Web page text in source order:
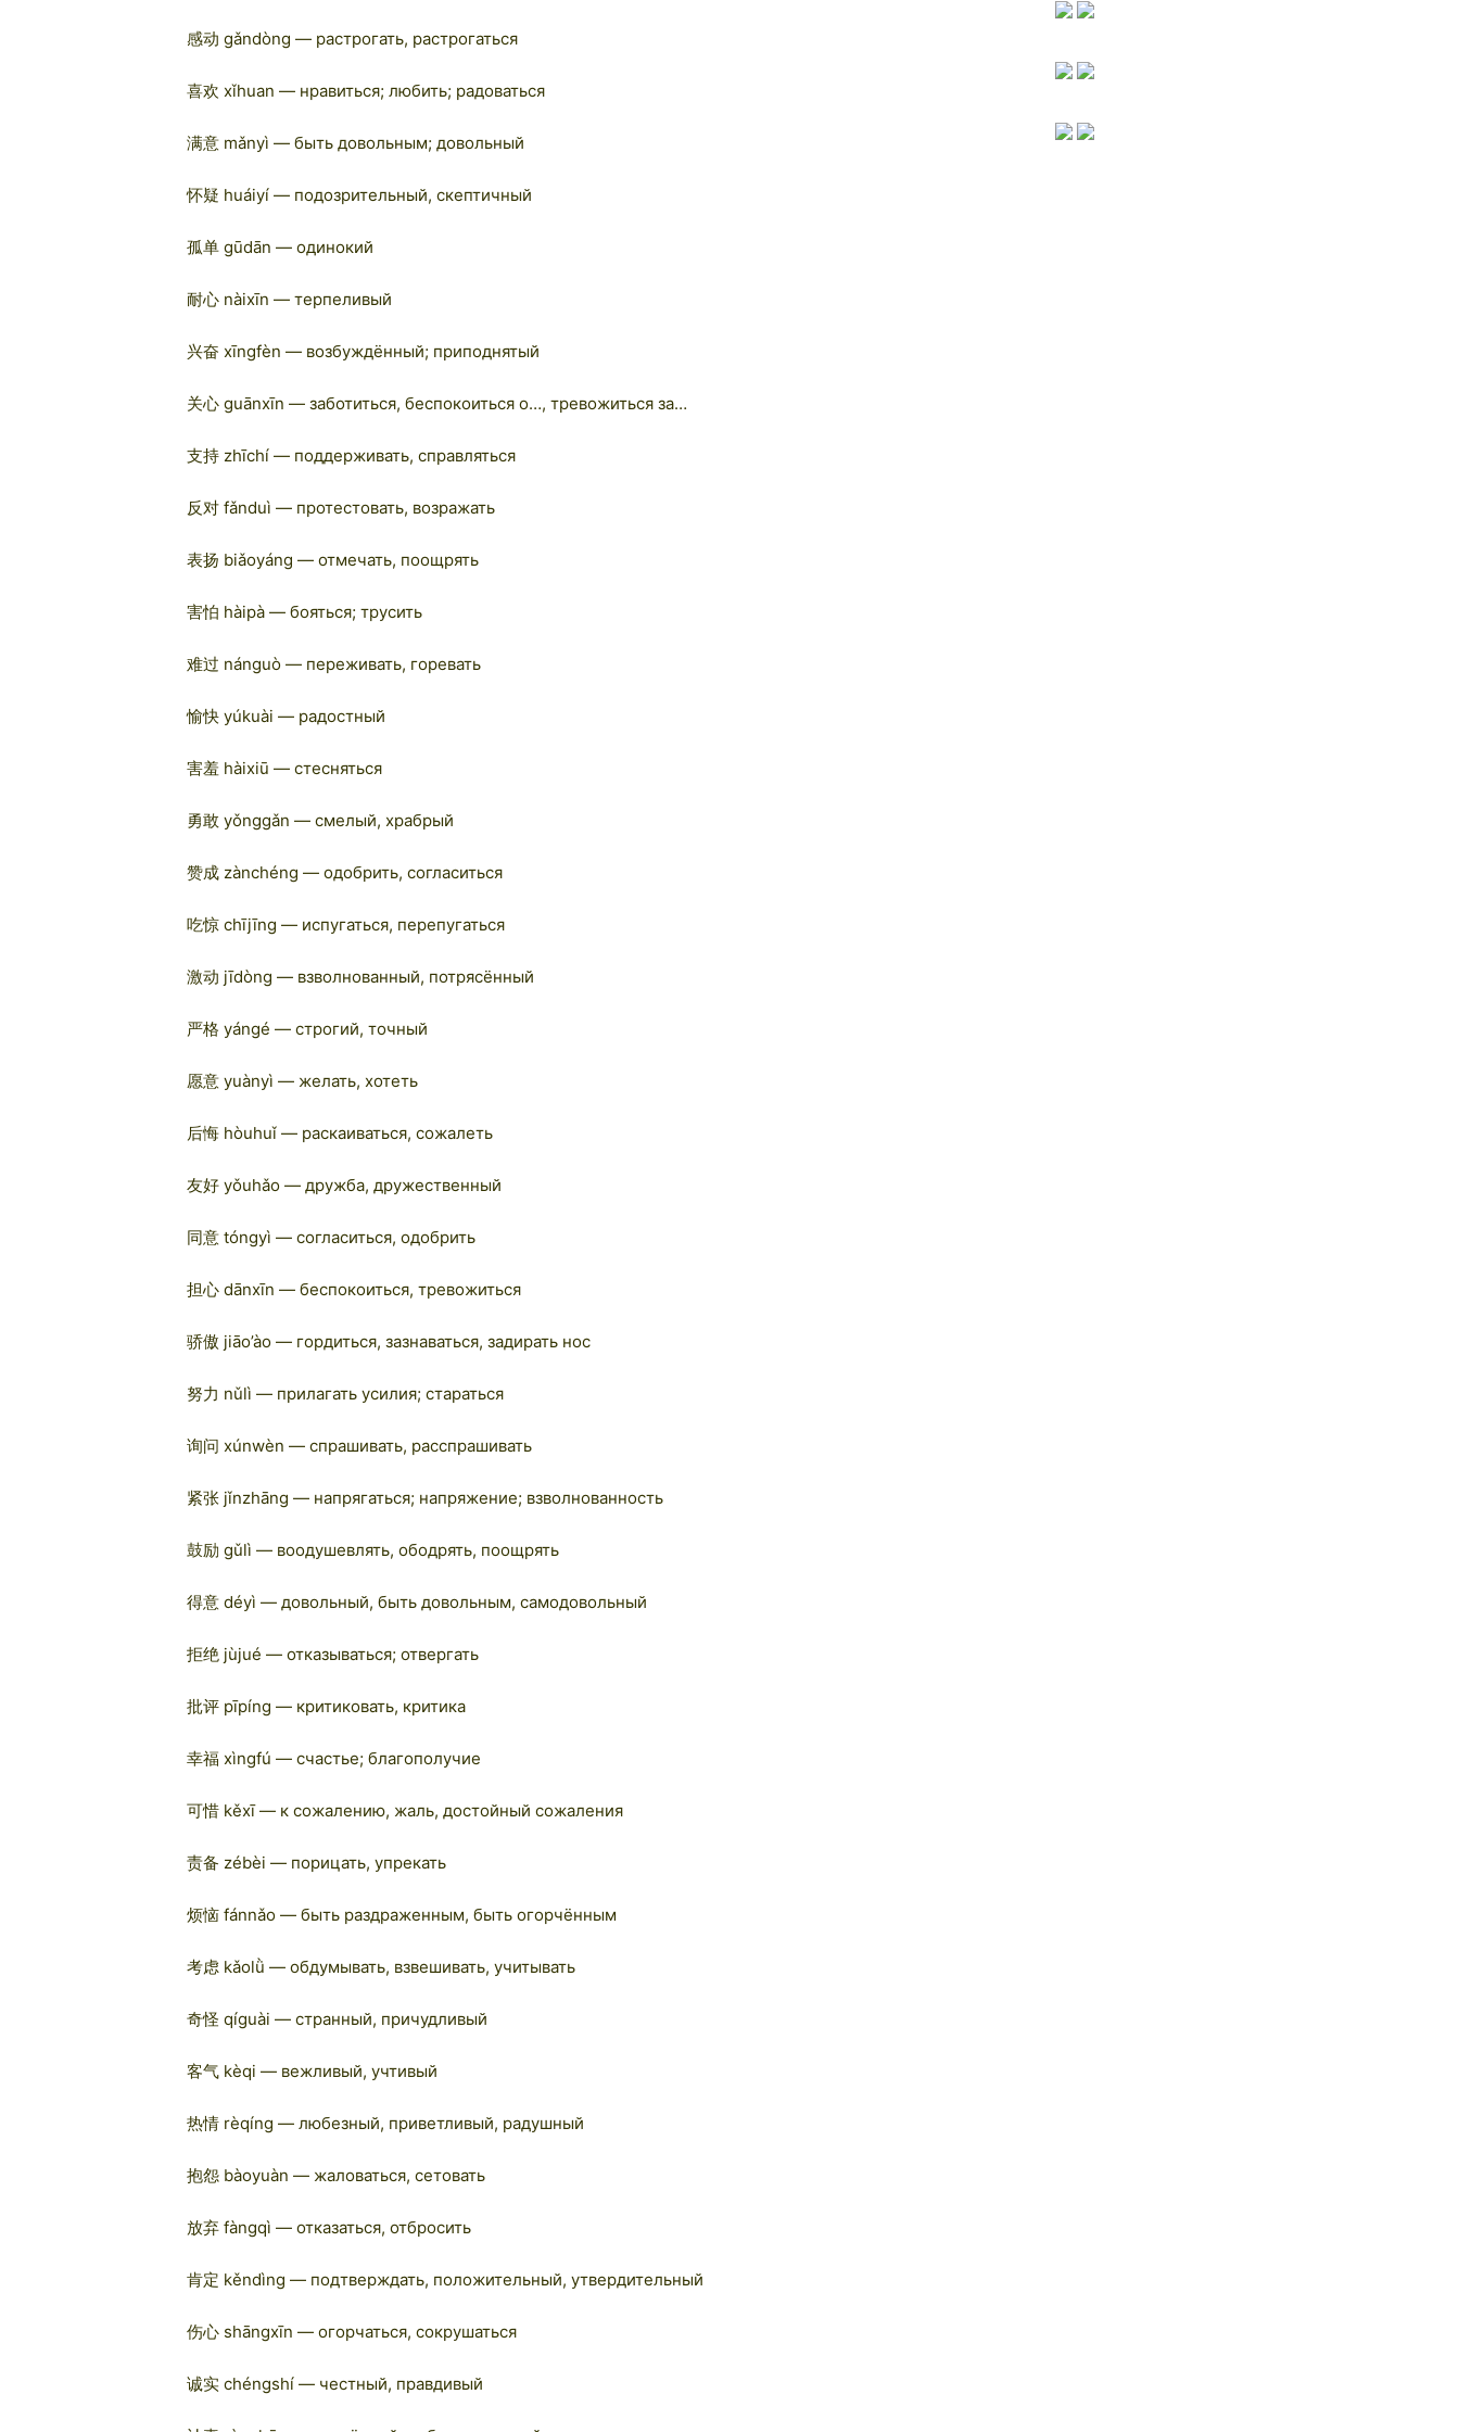
感动 gǎndòng — растрогать, растрогаться
喜欢 xǐhuan — нравиться; любить; радоваться
满意 mǎnyì — быть довольным; довольный
怀疑 huáiyí — подозрительный, скептичный
孤单 gūdān — одинокий
耐心 nàixīn — терпеливый
兴奋 xīngfèn — возбуждённый; приподнятый
关心 guānxīn — заботиться, беспокоиться о…, тревожиться за…
支持 zhīchí — поддерживать, справляться
反对 fǎnduì — протестовать, возражать
表扬 biǎoyáng — отмечать, поощрять
害怕 hàipà — бояться; трусить
难过 nánguò — переживать, горевать
愉快 yúkuài — радостный
害羞 hàixiū — стесняться
勇敢 yǒnggǎn — смелый, храбрый
赞成 zànchéng — одобрить, согласиться
吃惊 chījīng — испугаться, перепугаться
激动 jīdòng — взволнованный, потрясённый
严格 yángé — строгий, точный
愿意 yuànyì — желать, хотеть
后悔 hòuhuǐ — раскаиваться, сожалеть
友好 yǒuhǎo — дружба, дружественный
同意 tóngyì — согласиться, одобрить
担心 dānxīn — беспокоиться, тревожиться
骄傲 jiāo’ào — гордиться, зазнаваться, задирать нос
努力 nǔlì — прилагать усилия; стараться
询问 xúnwèn — спрашивать, расспрашивать
紧张 jǐnzhāng — напрягаться; напряжение; взволнованность
鼓励 gǔlì — воодушевлять, ободрять, поощрять
得意 déyì — довольный, быть довольным, самодовольный
拒绝 jùjué — отказываться; отвергать
批评 pīpíng — критиковать, критика
幸福 xìngfú — счастье; благополучие
可惜 kěxī — к сожалению, жаль, достойный сожаления
责备 zébèi — порицать, упрекать
烦恼 fánnǎo — быть раздраженным, быть огорчённым
考虑 kǎolǜ — обдумывать, взвешивать, учитывать
奇怪 qíguài — странный, причудливый
客气 kèqi — вежливый, учтивый
热情 rèqíng — любезный, приветливый, радушный
抱怨 bàoyuàn — жаловаться, сетовать
放弃 fàngqì — отказаться, отбросить
肯定 kěndìng — подтверждать, положительный, утвердительный
伤心 shāngxīn — огорчаться, сокрушаться
诚实 chéngshí — честный, правдивый